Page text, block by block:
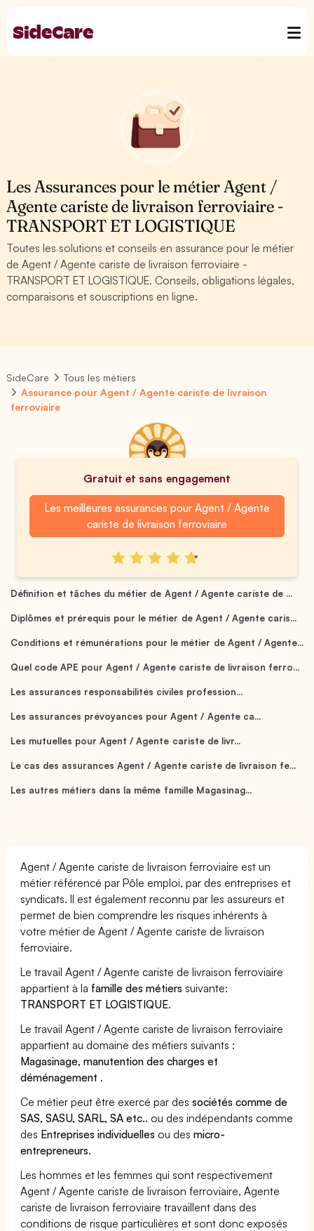
Les Assurances pour le métier Agent /
Agente cariste de livraison ferroviaire -
TRANSPORT ET LOGISTIQUE
Toutes les solutions et conseils en assurance pour le métier
de Agent / Agente cariste de livraison ferroviaire -
TRANSPORT ET LOGISTIQUE. Conseils, obligations légales,
comparaisons et souscriptions en ligne.
SideCare
Tous les métiers
Assurance pour Agent / Agente cariste de livraison
ferroviaire
Gratuit et sans engagement
Les meilleures assurances pour Agent / Agente
cariste de livraison ferroviaire
Définition et tâches du métier de Agent / Agente cariste de ...
Diplômes et prérequis pour le métier de Agent / Agente caris...
Conditions et rémunérations pour le métier de Agent / Agente...
Quel code APE pour Agent / Agente cariste de livraison ferro...
Les assurances responsabilités civiles profession...
Les assurances prévoyances pour Agent / Agente ca...
Les mutuelles pour Agent / Agente cariste de livr...
Le cas des assurances Agent / Agente cariste de livraison fe...
Les autres métiers dans la même famille Magasinag...
Agent / Agente cariste de livraison ferroviaire est un
métier référencé par Pôle emploi, par des entreprises et
syndicats. Il est également reconnu par les assureurs et
permet de bien comprendre les risques inhérents à
votre métier de Agent / Agente cariste de livraison
ferroviaire.
Le travail Agent / Agente cariste de livraison ferroviaire
appartient à la famille des métiers suivante:
TRANSPORT ET LOGISTIQUE.
Le travail Agent / Agente cariste de livraison ferroviaire
appartient au domaine des métiers suivants :
Magasinage, manutention des charges et
déménagement .
Ce métier peut être exercé par dessociétés comme de
SAS, SASU, SARL, SA etc.. ou des indépendants comme
des Entreprises individuelles ou desmicro-
entrepreneurs.
Les hommes et les femmes qui sont respectivement
Agent / Agente cariste de livraison ferroviaire, Agente
cariste de livraison ferroviaire travaillent dans des
conditions de risque particulières et sont donc exposés